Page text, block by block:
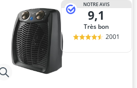
NOTRE AVIS
9,1
Très bon
2001